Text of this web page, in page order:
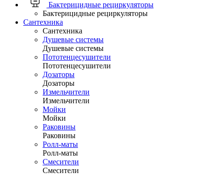
Бактерицидные рециркуляторы
Бактерицидные рециркуляторы
Сантехника
Сантехника
Душевые системы
Душевые системы
Пототенцесушители
Пототенцесушители
Дозаторы
Дозаторы
Измельчители
Измельчители
Мойки
Мойки
Раковины
Раковины
Ролл-маты
Ролл-маты
Смесители
Смесители